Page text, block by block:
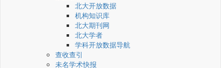
北大开放数据
机构知识库
北大期刊网
北大学者
学科开放数据导航
查收查引
未名学术快报